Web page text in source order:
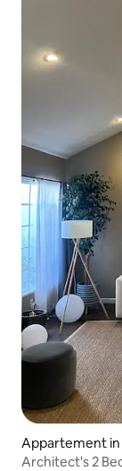
Appartement in
Architect's 2